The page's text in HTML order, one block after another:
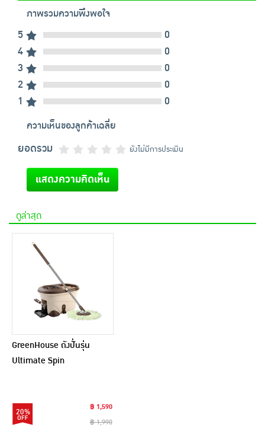
ภาพรวมความพึงพอใจ
5
0
4
0
3
0
2
0
1
0
ความเห็นของลูกค้าเฉลี่ย
ยอดรวม ยังไม่มีการประเมิน
แสดงความคิดเห็น
ดูล่าสุด
GreenHouse ถังปั่นรุ่น
Ultimate Spin
20%
฿ 1,590
฿ 1,990